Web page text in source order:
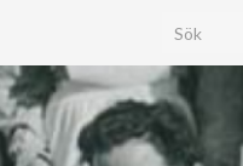
Search for: